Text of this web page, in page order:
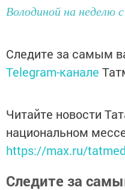
Володиной на неделю
Следите за самым
Telegram-канале
Читайте новости
национальном
https://max.ru/
Следите за